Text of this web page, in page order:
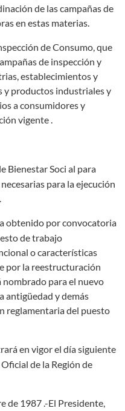
de las campañas de
en estas materias.
de Consumo, que
de inspección y
establecimientos y
y productos industriales y
a consumidores y
vigente .
Bienestar Soci al para
para la ejecución
obtenido por convocatoria
de trabajo
o características
por la reestructuración
nombrado para el nuevo
antigüedad y demás
reglamentaria del puesto
en vigor el día siguiente
de la Región de
de 1987 .-El Presidente,